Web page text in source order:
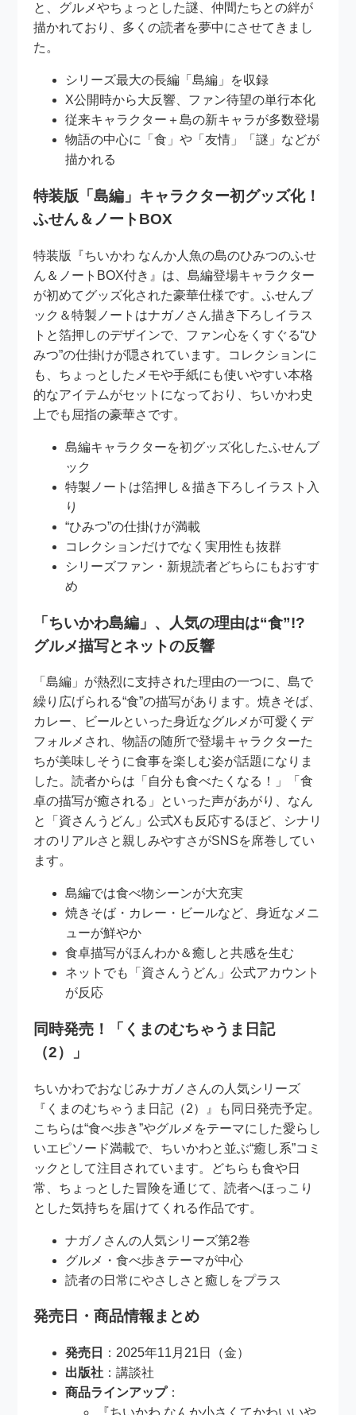
と、グルメやちょっとした謎、仲間たちとの絆が
描かれており、多くの読者を夢中にさせてきまし
た。
シリーズ最大の長編「島編」を収録
X公開時から大反響、ファン待望の単行本化
従来キャラクター＋島の新キャラが多数登場
物語の中心に「食」や「友情」「謎」などが
描かれる
特装版「島編」キャラクター初グッズ化！
ふせん＆ノートBOX
特装版『ちいかわ なんか人魚の島のひみつのふせ
ん＆ノートBOX付き』は、島編登場キャラクター
が初めてグッズ化された豪華仕様です。ふせんブ
ック＆特製ノートはナガノさん描き下ろしイラス
トと箔押しのデザインで、ファン心をくすぐる“ひ
みつ”の仕掛けが隠されています。コレクションに
も、ちょっとしたメモや手紙にも使いやすい本格
的なアイテムがセットになっており、ちいかわ史
上でも屈指の豪華さです。
島編キャラクターを初グッズ化したふせんブ
ック
特製ノートは箔押し＆描き下ろしイラスト入
り
“ひみつ”の仕掛けが満載
コレクションだけでなく実用性も抜群
シリーズファン・新規読者どちらにもおすす
め
「ちいかわ島編」、人気の理由は“食”!?
グルメ描写とネットの反響
「島編」が熱烈に支持された理由の一つに、島で
繰り広げられる“食”の描写があります。焼きそば、
カレー、ビールといった身近なグルメが可愛くデ
フォルメされ、物語の随所で登場キャラクターた
ちが美味しそうに食事を楽しむ姿が話題になりま
した。読者からは「自分も食べたくなる！」「食
卓の描写が癒される」といった声があがり、なん
と「資さんうどん」公式Xも反応するほど、シナリ
オのリアルさと親しみやすさがSNSを席巻してい
ます。
島編では食べ物シーンが大充実
焼きそば・カレー・ビールなど、身近なメニ
ューが鮮やか
食卓描写がほんわか＆癒しと共感を生む
ネットでも「資さんうどん」公式アカウント
が反応
同時発売！「くまのむちゃうま日記
（2）」
ちいかわでおなじみナガノさんの人気シリーズ
『くまのむちゃうま日記（2）』も同日発売予定。
こちらは“食べ歩き”やグルメをテーマにした愛らし
いエピソード満載で、ちいかわと並ぶ“癒し系”コミ
ックとして注目されています。どちらも食や日
常、ちょっとした冒険を通じて、読者へほっこり
とした気持ちを届けてくれる作品です。
ナガノさんの人気シリーズ第2巻
グルメ・食べ歩きテーマが中心
読者の日常にやさしさと癒しをプラス
発売日・商品情報まとめ
発売日
：2025年11月21日（金）
出版社 ：講談社
商品ラインアップ：